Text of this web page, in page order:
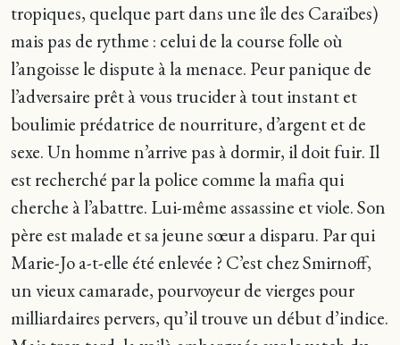
tropiques, quelque part dans une île des Caraïbes)
mais pas de rythme : celui de la course folle où
l’angoisse le dispute à la menace. Peur panique de
l’adversaire prêt à vous trucider à tout instant et
boulimie prédatrice de nourriture, d’argent et de
sexe. Un homme n’arrive pas à dormir, il doit fuir. Il
est recherché par la police comme la mafia qui
cherche à l’abattre. Lui-même assassine et viole. Son
père est malade et sa jeune sœur a disparu. Par qui
Marie-Jo a-t-elle été enlevée ? C’est chez Smirnoff,
un vieux camarade, pourvoyeur de vierges pour
milliardaires pervers, qu’il trouve un début d’indice.